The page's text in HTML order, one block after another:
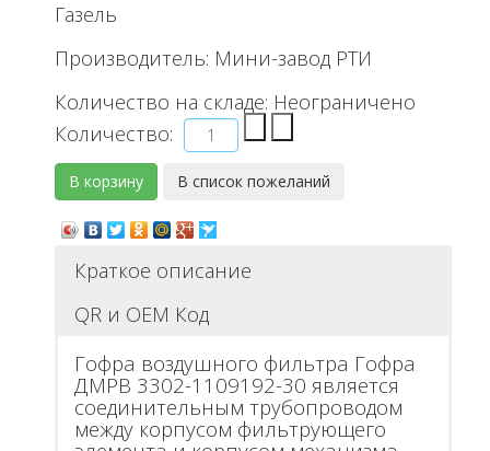
Газель
Производитель: Мини-завод РТИ
Количество на складе: Неограничено
Количество:
Краткое описание
QR и ОЕМ Код
Гофра воздушного фильтра Гофра
ДМРВ 3302-1109192-30 является
соединительным трубопроводом
между корпусом фильтрующего